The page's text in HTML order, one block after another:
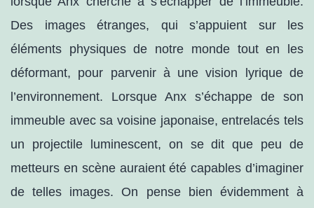
Des images étranges, qui s’appuient sur les
éléments physiques de notre monde tout en les
déformant, pour parvenir à une vision lyrique de
l’environnement. Lorsque Anx s’échappe de son
immeuble avec sa voisine japonaise, entrelacés tels
un projectile luminescent, on se dit que peu de
metteurs en scène auraient été capables d’imaginer
de telles images. On pense bien évidemment à